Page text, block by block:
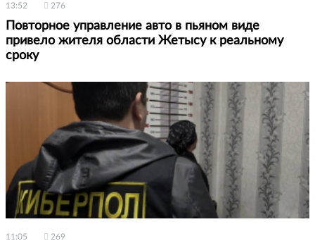
13:52 276
Повторное управление авто в пьяном виде
привело жителя области Жетысу к реальному
сроку
11:05 269